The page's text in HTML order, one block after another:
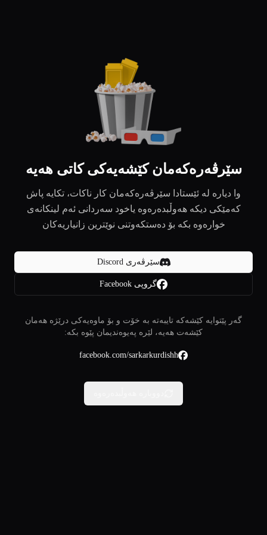
سێرڤەرەکەمان کێشەیەکی کاتی هەیە
وا دیارە لە ئێستادا سێرڤەرەکەمان کار ناکات، تکایە پاش
کەمێکی دیکە هەوڵبدەرەوە یاخود سەردانی ئەم لینکانەی
خوارەوە بکە بۆ دەستکەوتنی نوێترین زانیاریەکان
سێرڤەری Discord
گروپی Facebook
گەر پێتوایە کێشەکە تایبەتە بە خۆت و بۆ ماوەیەکی درێژە هەمان
کێشەت هەیە، لێرە پەیوەندیمان پێوە بکە:
facebook.com/sarkarkurdishh